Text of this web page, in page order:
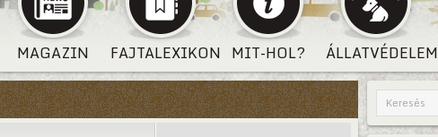
MAGAZIN FAJTALEXIKON MIT-HOL? ÁLLATVÉDELEM